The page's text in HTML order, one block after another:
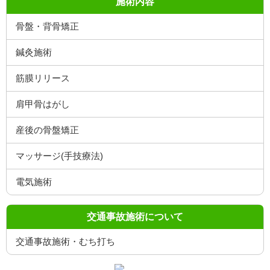
骨盤・背骨矯正
鍼灸施術
筋膜リリース
肩甲骨はがし
産後の骨盤矯正
マッサージ(手技療法)
電気施術
交通事故施術について
交通事故施術・むち打ち